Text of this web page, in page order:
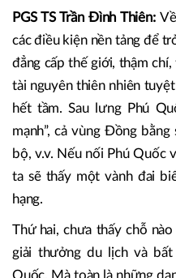
PV: Xin ông đánh giá tiềm
thành điểm đến sang
hàng đầu thế giới?
PGS TS Trần Đình Thiên:
các điều kiện nền tảng để
đẳng cấp thế giới, thậm
tài nguyên thiên nhiên
mạnh”, cả vùng Đồng
bộ, v.v. Nếu nối Phú Quốc